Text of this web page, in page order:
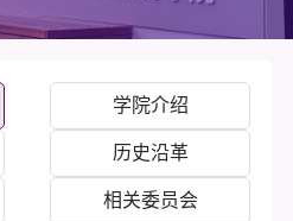
学院介绍
历史沿革
相关委员会